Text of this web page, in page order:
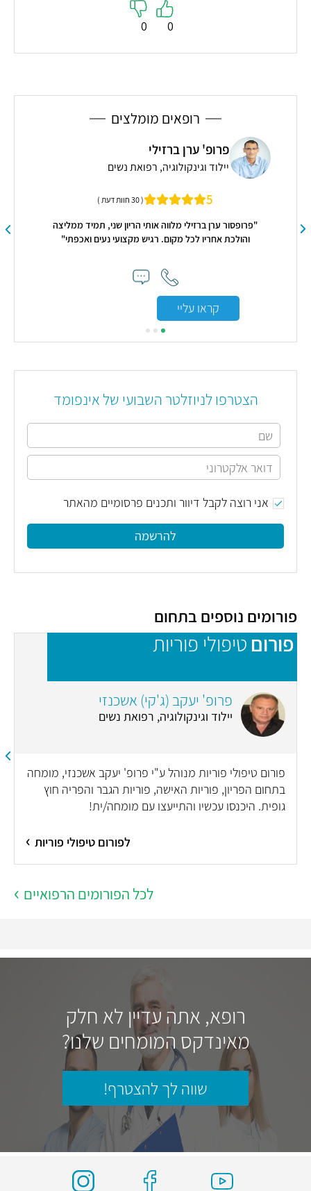
0
0
רופאים מומלצים
פרופ' ערן ברזילי
יילוד וגינקולוגיה, רפואת נשים
5 ( 30 חוות דעת )
"פרופסור ערן ברזילי מלווה אותי הריון שני, תמיד ממליצה
והולכת אחריו לכל מקום. רגיש מקצועי נעים ואכפתי"
קראו עליי
הצטרפו לניוזלטר השבועי של אינפומד
אני רוצה לקבל דיוור ותכנים פרסומיים מהאתר
להרשמה
פורומים נוספים בתחום
פורום טיפולי פוריות
פרופ' יעקב (ג'קי) אשכנזי
יילוד וגינקולוגיה, רפואת נשים
פורום טיפולי פוריות מנוהל ע"י פרופ' יעקב אשכנזי, מומחה
בתחום הפריון, פוריות האישה, פוריות הגבר והפריה חוץ
גופית. היכנסו עכשיו והתייעצו עם מומחה/ית!
לפורום טיפולי פוריות
לכל הפורומים הרפואיים
רופא, אתה עדיין לא חלק
מאינדקס המומחים שלנו?
שווה לך להצטרף!